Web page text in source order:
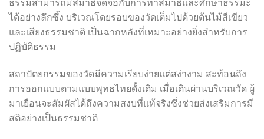
ธรรมสามารถมีสมาธิจดจ่อกับการทำสมาธิและศึกษาธรรมะ
ได้อย่างลึกซึ้ง บริเวณโดยรอบของวัดเต็มไปด้วยต้นไม้สีเขียว
และเสียงธรรมชาติ เป็นฉากหลังที่เหมาะอย่างยิ่งสำหรับการ
ปฏิบัติธรรม
สถาปัตยกรรมของวัดมีความเรียบง่ายแต่สง่างาม สะท้อนถึง
การออกแบบตามแบบพุทธไทยดั้งเดิม เมื่อเดินผ่านบริเวณวัด ผู้
มาเยือนจะสัมผัสได้ถึงความสงบที่แท้จริงซึ่งช่วยส่งเสริมการมี
สติอย่างเป็นธรรมชาติ